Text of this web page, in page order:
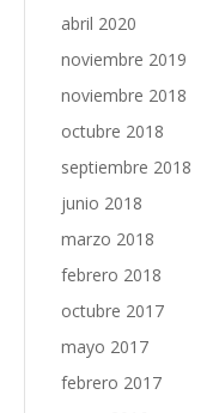
abril 2020
noviembre 2019
noviembre 2018
octubre 2018
septiembre 2018
junio 2018
marzo 2018
febrero 2018
octubre 2017
mayo 2017
febrero 2017